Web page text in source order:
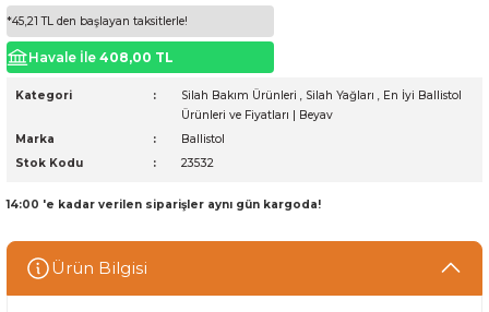
*45,21 TL den başlayan taksitlerle!
Havale İle 408,00 TL
Kategori Silah Bakım Ürünleri , Silah Yağları , En İyi Ballistol
Ürünleri ve Fiyatları | Beyav
Marka
Ballistol
Stok Kodu
23532
14:00 'e kadar verilen siparişler aynı gün kargoda!
Ürün Bilgisi